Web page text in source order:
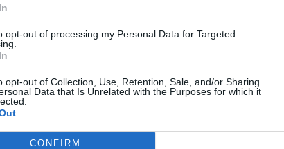
opt-out of processing my Personal Data for Targeted
opt-out of Collection, Use, Retention, Sale, and/or Sharing
Data that Is Unrelated with the Purposes for which it
CONFIRM